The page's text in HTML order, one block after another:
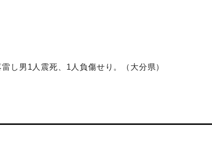
し男1人震死、1人負傷せり。（大分県）